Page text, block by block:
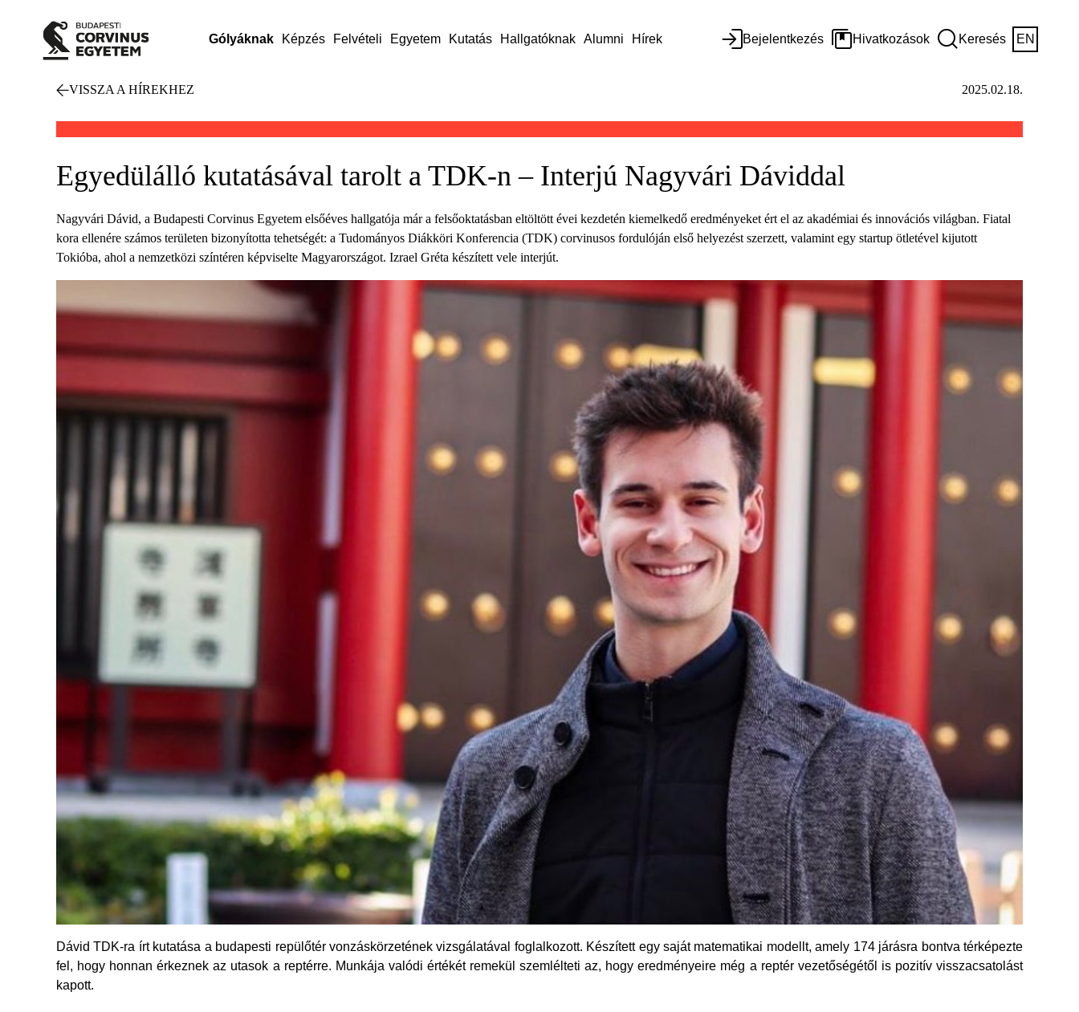
Gólyáknak Képzés Felvételi Egyetem Kutatás Hallgatóknak Alumni Hírek Bejelentkezés Hivatkozások Keresés EN
VISSZA A HÍREKHEZ 2025.02.18.
Egyedülálló kutatásával tarolt a TDK-n – Interjú Nagyvári Dáviddal
Nagyvári Dávid, a Budapesti Corvinus Egyetem elsőéves hallgatója már a felsőoktatásban eltöltött évei kezdetén kiemelkedő eredményeket ért el az akadémiai és innovációs világban. Fiatal
kora ellenére számos területen bizonyította tehetségét: a Tudományos Diákköri Konferencia (TDK) corvinusos fordulóján első helyezést szerzett, valamint egy startup ötletével kijutott
Tokióba, ahol a nemzetközi színtéren képviselte Magyarországot. Izrael Gréta készített vele interjút.
Dávid TDK-ra írt kutatása a budapesti repülőtér vonzáskörzetének vizsgálatával foglalkozott. Készített egy saját matematikai modellt, amely 174 járásra bontva térképezte
fel, hogy honnan érkeznek az utasok a reptérre. Munkája valódi értékét remekül szemlélteti az, hogy eredményeire még a reptér vezetőségétől is pozitív visszacsatolást
kapott.